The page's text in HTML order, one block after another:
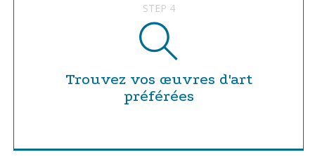
STEP 4
Trouvez vos œuvres d'art
préférées